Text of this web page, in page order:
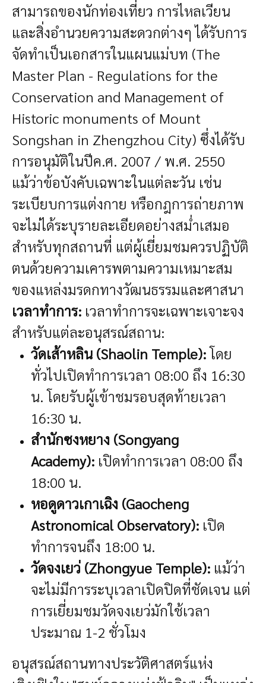
สามารถของนักท่องเที่ยว การไหลเวียน
และสิ่งอำนวยความสะดวกต่างๆ ได้รับการ
จัดทำเป็นเอกสารในแผนแม่บท (The
Master Plan - Regulations for the
Conservation and Management of
Historic monuments of Mount
Songshan in Zhengzhou City) ซึ่งได้รับ
การอนุมัติในปีค.ศ. 2007 / พ.ศ. 2550
แม้ว่าข้อบังคับเฉพาะในแต่ละวัน เช่น
ระเบียบการแต่งกาย หรือกฎการถ่ายภาพ
จะไม่ได้ระบุรายละเอียดอย่างสม่ำเสมอ
สำหรับทุกสถานที่ แต่ผู้เยี่ยมชมควรปฏิบัติ
ตนด้วยความเคารพตามความเหมาะสม
ของแหล่งมรดกทางวัฒนธรรมและศาสนา
เวลาทำการ: เวลาทำการจะเฉพาะเจาะจง
สำหรับแต่ละอนุสรณ์สถาน:
วัดเส้าหลิน (Shaolin Temple):โดย
ทั่วไปเปิดทำการเวลา 08:00 ถึง 16:30
น. โดยรับผู้เข้าชมรอบสุดท้ายเวลา
16:30 น.
สำนักซงหยาง (Songyang
Academy): เปิดทำการเวลา 08:00 ถึง
18:00 น.
หอดูดาวเกาเฉิง (Gaocheng
Astronomical Observatory): เปิด
ทำการจนถึง 18:00 น.
วัดจงเยว่ (Zhongyue Temple): แม้ว่า
จะไม่มีการระบุเวลาเปิดปิดที่ชัดเจน แต่
การเยี่ยมชมวัดจงเยว่มักใช้เวลา
ประมาณ 1-2 ชั่วโมง
อนุสรณ์สถานทางประวัติศาสตร์แห่ง